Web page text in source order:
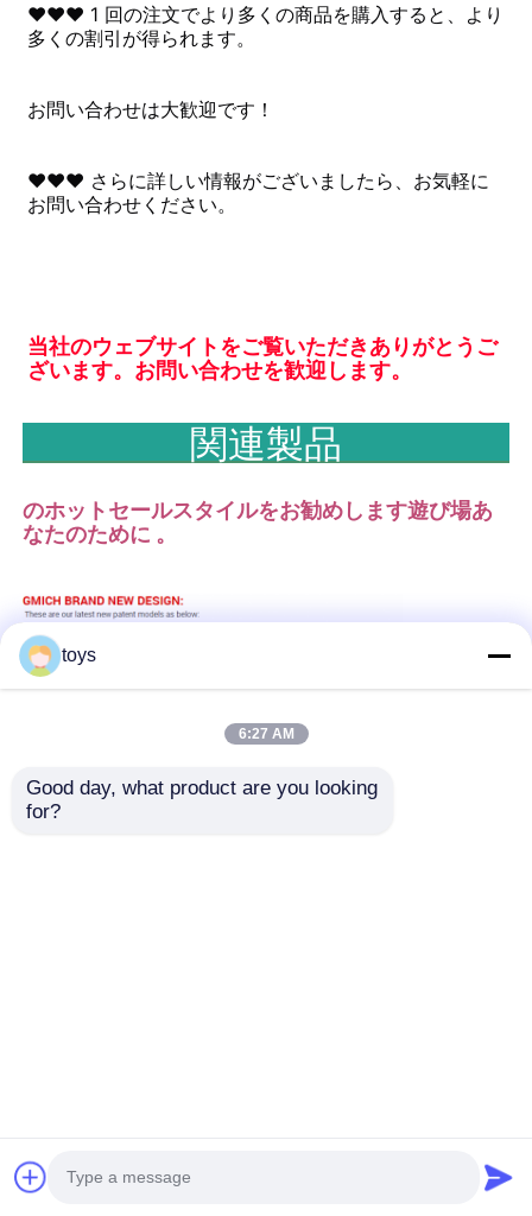
♥♥♥ 1 回の注文でより多くの商品を購入すると、より
多くの割引が得られます。
お問い合わせは大歓迎です！
♥♥♥ さらに詳しい情報がございましたら、お気軽に
お問い合わせください。
当社のウェブサイトをご覧いただきありがとうご
ざいます。お問い合わせを歓迎します。
関連製品
のホットセールスタイルをお勧めします遊び場あ
なたのために 。
toys
6:27 AM
Good day, what product are you looking
for?